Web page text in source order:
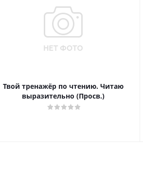
Твой тренажёр по чтению. Читаю
выразительно (Просв.)